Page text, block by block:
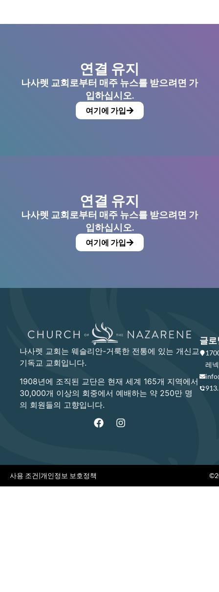
연결 유지
나사렛 교회로부터 매주 뉴스를 받으려면 가
입하십시오.
여기에 가입
연결 유지
나사렛 교회로부터 매주 뉴스를 받으려면 가
입하십시오.
여기에 가입
나사렛 교회는 웨슬리안-거룩한 전통에 있는 개신교
기독교 교회입니다.
1908년에 조직된 교단은 현재 세계 165개 지역에서
30,000개 이상의 회중에서 예배하는 약 250만 명
의 회원들의 고향입니다.
글로
레
사용 조건|개인정보 보호정책